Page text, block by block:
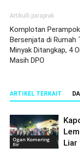
Artikulli paraprak
Komplotan Perampok
Bersenjata di Rumah
Minyak Ditangkap, 4
Masih DPO
ARTIKEL TERKAIT
Ogan Komering
Ilir
Liar